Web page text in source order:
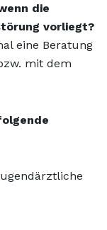
die
vorliegt?
eine Beratung
mit dem